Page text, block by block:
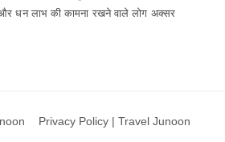
धन लाभ की कामना रखने वाले लोग अक्सर
Privacy Policy | Travel Junoon